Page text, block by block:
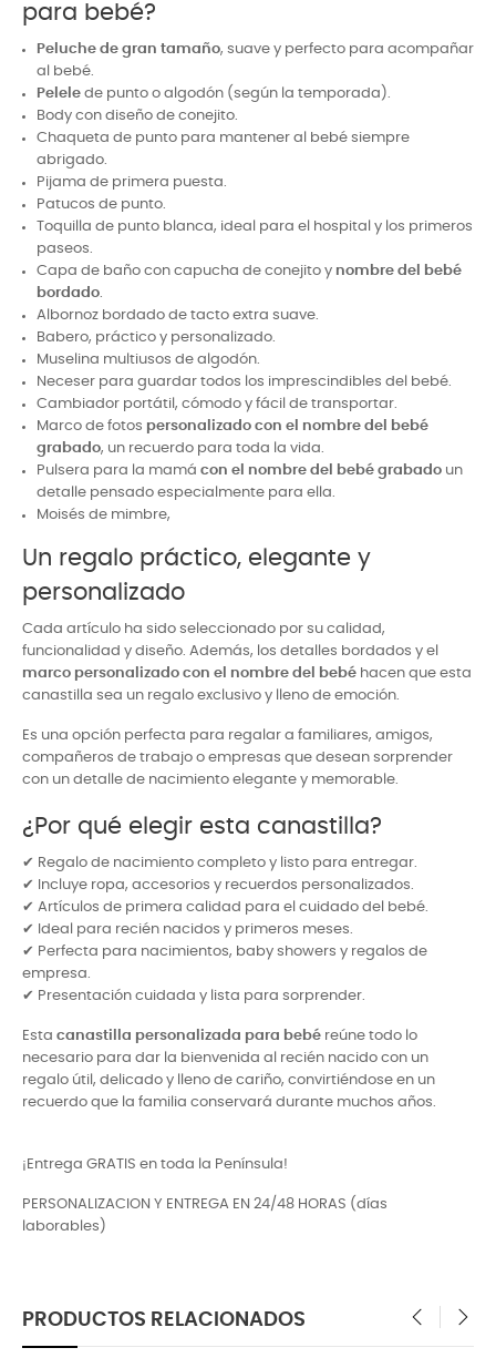
para bebé?
Peluche de gran tamaño, suave y perfecto para acompañar
al bebé.
Pelele de punto o algodón (según la temporada).
Body con diseño de conejito.
C haqueta de punto para mantener al bebé siempre
abrigado.
Pijama de primera puesta.
Patucos de punto.
Toquilla de punto blanca, ideal para el hospital y los primeros
paseos.
Capa de baño con capucha de conejito y nombre del bebé
bordado.
Albornoz bordado de tacto extra suave.
Babero, práctico y personalizado.
Muselina multiusos de algodón.
Neceser para guardar todos los imprescindibles del bebé.
Cambiador portátil, cómodo y fácil de transportar.
Marco de fotos personalizado con el nombre del bebé
grabado, un recuerdo para toda la vida.
Pulsera para la mamá con el nombre del bebé grabado un
detalle pensado especialmente para ella.
Moisés de mimbre,
Un regalo práctico, elegante y
personalizado
Cada artículo ha sido seleccionado por su calidad,
funcionalidad y diseño. Además, los detalles bordados y el
marco personalizado con el nombre del bebé hacen que esta
canastilla sea un regalo exclusivo y lleno de emoción.
Es una opción perfecta para regalar a familiares, amigos,
compañeros de trabajo o empresas que desean sorprender
con un detalle de nacimiento elegante y memorable.
¿Por qué elegir esta canastilla?
✔ Regalo de nacimiento completo y listo para entregar.
✔ Incluye ropa, accesorios y recuerdos personalizados.
✔ Artículos de primera calidad para el cuidado del bebé.
✔ Ideal para recién nacidos y primeros meses.
✔ Perfecta para nacimientos, baby showers y regalos de
empresa.
✔ Presentación cuidada y lista para sorprender.
Esta canastilla personalizada para bebé reúne todo lo
necesario para dar la bienvenida al recién nacido con un
regalo útil, delicado y lleno de cariño, convirtiéndose en un
recuerdo que la familia conservará durante muchos años.
¡Entrega GRATIS en toda la Península!
PERSONALIZACION Y ENTREGA EN 24/48 HORAS (días
laborables)
PRODUCTOS RELACIONADOS